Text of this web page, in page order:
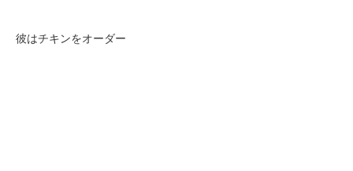
彼はチキンをオーダー